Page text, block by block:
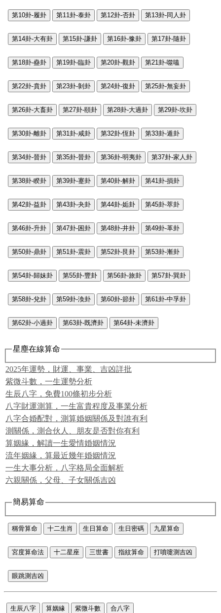
第10卦-履卦 第11卦-泰卦 第12卦-否卦 第13卦-同人卦
第14卦-大有卦 第15卦-謙卦 第16卦-豫卦 第17卦-隨卦
第18卦-蠱卦 第19卦-臨卦 第20卦-觀卦 第21卦-噬嗑
第22卦-賁卦 第23卦-剝卦 第24卦-復卦 第25卦-無妄卦
第26卦-大畜卦 第27卦-頤卦 第28卦-大過卦 第29卦-坎卦
第30卦-離卦 第31卦-咸卦 第32卦-恆卦 第33卦-遁卦
第34卦-晉卦 第35卦-晉卦 第36卦-明夷卦 第37卦-家人卦
第38卦-睽卦 第39卦-蹇卦 第40卦-解卦 第41卦-損卦
第42卦-益卦 第43卦-夬卦 第44卦-姤卦 第45卦-萃卦
第46卦-升卦 第47卦-困卦 第48卦-井卦 第49卦-革卦
第50卦-鼎卦 第51卦-震卦 第52卦-艮卦 第53卦-漸卦
第54卦-歸妹卦 第55卦-豐卦 第56卦-旅卦 第57卦-巽卦
第58卦-兌卦 第59卦-渙卦 第60卦-節卦 第61卦-中孚卦
第62卦-小過卦 第63卦-既濟卦 第64卦-未濟卦
星塵在線算命
2025年運勢，財運、事業、吉凶詳批
紫微斗數，一生運勢分析
生辰八字，免費100條初步分析
八字財運測算，一生富貴程度及事業分析
八字合婚配對，測算婚姻關係及對誰有利
測關係，測合伙人、朋友是否對你有利
算姻緣，解讀一生愛情婚姻情況
流年姻緣，算最近幾年婚姻情況
一生大事分析，八字格局全面解析
六親關係，父母、子女關係吉凶
簡易算命
稱骨算命 十二生肖 生日算命 生日密碼 九星算命
宮度算命法 十二星座 三世書 指紋算命 打噴嚏測吉凶
眼跳測吉凶
生辰八字 算姻緣 紫微斗數 合八字